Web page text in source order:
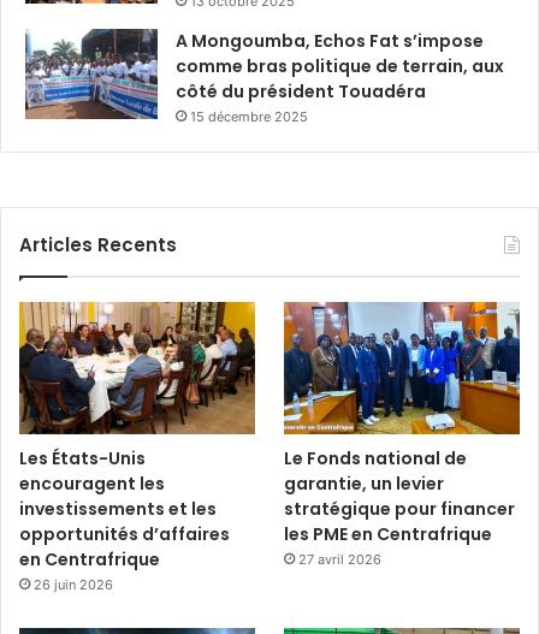
A Mongoumba, Echos Fat s’impose
comme bras politique de terrain, aux
côté du président Touadéra
15 décembre 2025
Articles Recents
Les États-Unis
encouragent les
investissements et les
opportunités d’affaires
en Centrafrique
26 juin 2026
Le Fonds national de
garantie, un levier
stratégique pour financer
les PME en Centrafrique
27 avril 2026